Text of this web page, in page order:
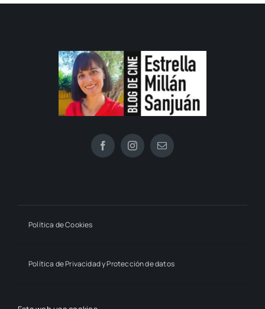
Política de Cookies
Política de Privacidad y Protección de datos